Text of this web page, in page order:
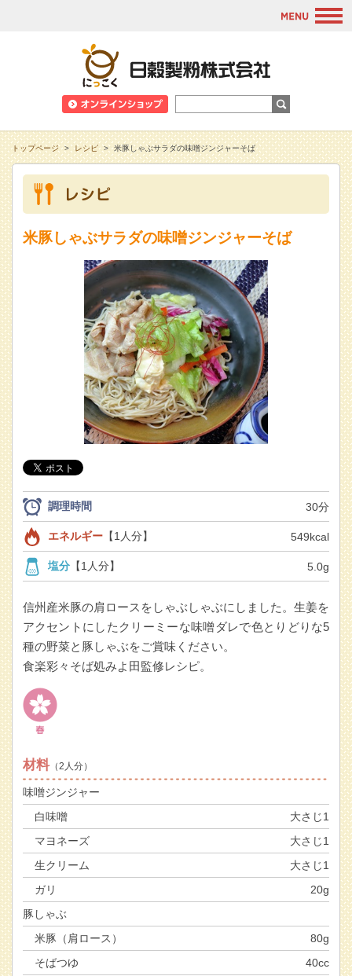
トップページ > レシピ > 米豚しゃぶサラダの味噌ジンジャーそば
米豚しゃぶサラダの味噌ジンジャーそば
調理時間 30分
エネルギー【1人分】 549kcal
塩分【1人分】 5.0g
信州産米豚の肩ロースをしゃぶしゃぶにしました。生姜を
アクセントにしたクリーミーな味噌ダレで色とりどりな5
種の野菜と豚しゃぶをご賞味ください。
食楽彩々そば処みよ田監修レシピ。
材料（2人分）
味噌ジンジャー
白味噌
大さじ1
マヨネーズ
大さじ1
生クリーム
大さじ1
ガリ
20g
豚しゃぶ
米豚（肩ロース）
80g
そばつゆ
40cc